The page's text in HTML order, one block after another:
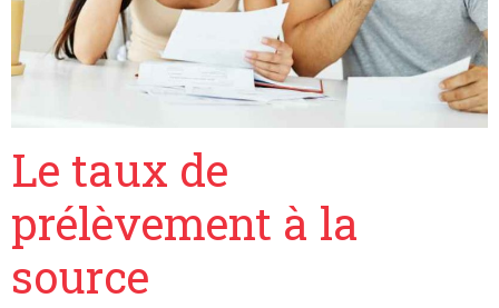
Le taux de
prélèvement à la
source